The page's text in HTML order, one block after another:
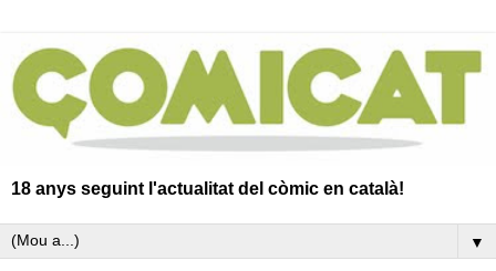
18 anys seguint l'actualitat del còmic en català!
▼